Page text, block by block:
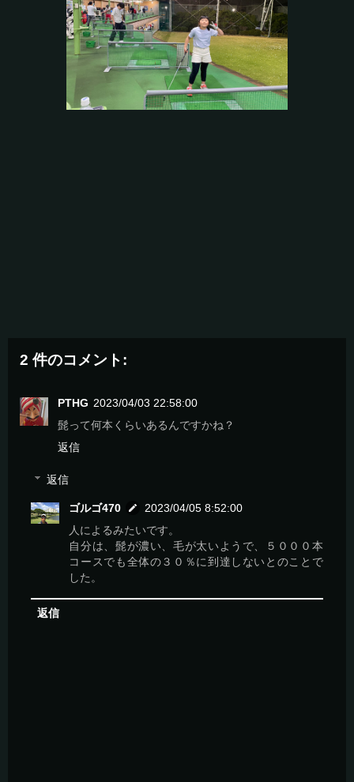
2 件のコメント:
PTHG 2023/04/03 22:58:00
髭って何本くらいあるんですかね？
返信
返信
ゴルゴ470
2023/04/05 8:52:00
人によるみたいです。
自分は、髭が濃い、毛が太いようで、５０００本
コースでも全体の３０％に到達しないとのことで
した。
返信